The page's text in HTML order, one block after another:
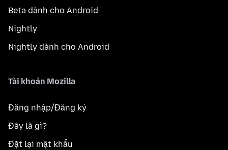
Beta dành cho Android
Nightly
Nightly dành cho Android
Tài khoản Mozilla
Đăng nhập/Đăng ký
Đây là gì?
Đặt lại mật khẩu